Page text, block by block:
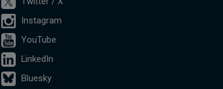
Instagram
YouTube
LinkedIn
Bluesky